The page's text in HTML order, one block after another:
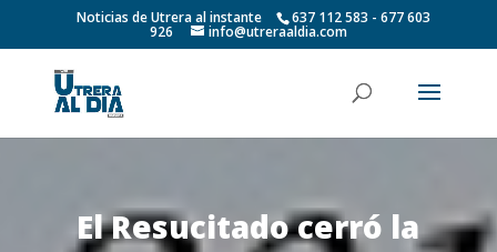
Noticias de Utrera al instante 637 112 583 - 677 603
926 info@utreraaldia.com
El Resucitado cerró la